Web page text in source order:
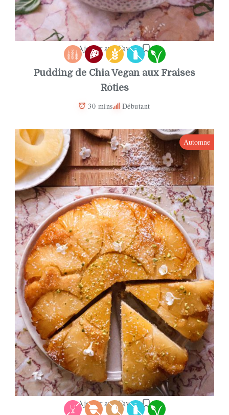
Ajouter aux Favoris
Pudding de Chia Vegan aux Fraises
Rôties
30 mins Débutant
Ajouter aux Favoris
Automne